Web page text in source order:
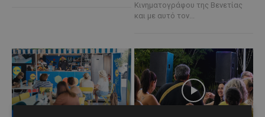
Κινηματογράφου της Βενετίας
και με αυτό τον...